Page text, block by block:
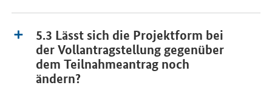
5.3 Lässt sich die Projektform bei
der Vollantragstellung gegenüber
dem Teilnahmeantrag noch
ändern?